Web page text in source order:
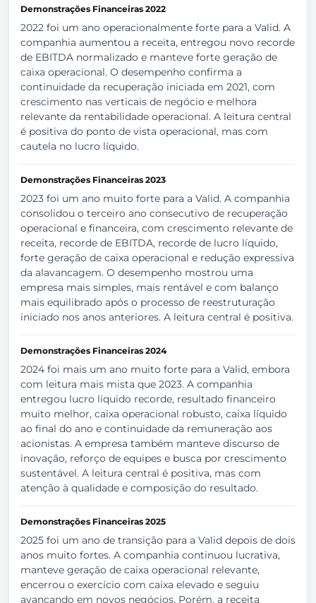
Demonstrações Financeiras 2022
2022 foi um ano operacionalmente forte para a Valid. A
companhia aumentou a receita, entregou novo recorde
de EBITDA normalizado e manteve forte geração de
caixa operacional. O desempenho confirma a
continuidade da recuperação iniciada em 2021, com
crescimento nas verticais de negócio e melhora
relevante da rentabilidade operacional. A leitura central
é positiva do ponto de vista operacional, mas com
cautela no lucro líquido.
Demonstrações Financeiras 2023
2023 foi um ano muito forte para a Valid. A companhia
consolidou o terceiro ano consecutivo de recuperação
operacional e financeira, com crescimento relevante de
receita, recorde de EBITDA, recorde de lucro líquido,
forte geração de caixa operacional e redução expressiva
da alavancagem. O desempenho mostrou uma
empresa mais simples, mais rentável e com balanço
mais equilibrado após o processo de reestruturação
iniciado nos anos anteriores. A leitura central é positiva.
Demonstrações Financeiras 2024
2024 foi mais um ano muito forte para a Valid, embora
com leitura mais mista que 2023. A companhia
entregou lucro líquido recorde, resultado financeiro
muito melhor, caixa operacional robusto, caixa líquido
ao final do ano e continuidade da remuneração aos
acionistas. A empresa também manteve discurso de
inovação, reforço de equipes e busca por crescimento
sustentável. A leitura central é positiva, mas com
atenção à qualidade e composição do resultado.
Demonstrações Financeiras 2025
2025 foi um ano de transição para a Valid depois de dois
anos muito fortes. A companhia continuou lucrativa,
manteve geração de caixa operacional relevante,
encerrou o exercício com caixa elevado e seguiu
avançando em novos negócios. Porém, a receita